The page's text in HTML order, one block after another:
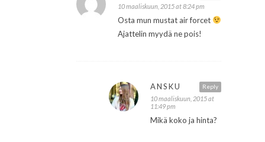
10 maaliskuun, 2015 at 8:24 pm
Osta mun mustat air forcet
Ajattelin myydä ne pois!
Reply
ANSKU
10 maaliskuun, 2015 at
11:49 pm
Mikä koko ja hinta?